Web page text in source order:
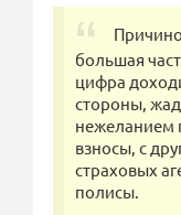
большая
цифра
стороны,
нежеланием
взносы, с
страховых
полисы.